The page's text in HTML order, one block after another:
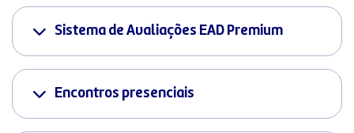
Sistema de Avaliações EAD Premium
Encontros presenciais